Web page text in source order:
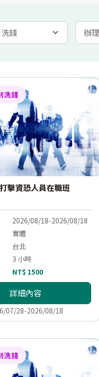
洗錢
擊資恐人員在職班
2026/08/18-2026/08/18
實體
台北
3 小時
NT$ 1500
詳細內容
07/28-2026/08/18
洗錢